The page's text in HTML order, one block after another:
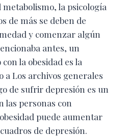
metabolismo, la psicología
de más se deben de
y comenzar algún
antes, un
la obesidad es la
a Los archivos generales
de sufrir depresión es un
las personas con
puede aumentar
de depresión.